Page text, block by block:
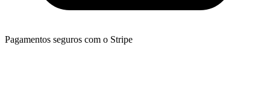
Pagamentos seguros com o Stripe